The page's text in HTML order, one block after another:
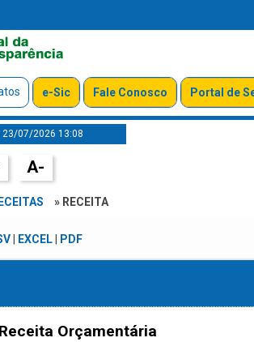
e-Sic Fale Conosco Portal de
07/2026 13:08
A-
» RECEITA
| EXCEL| PDF
Receita Orçamentária